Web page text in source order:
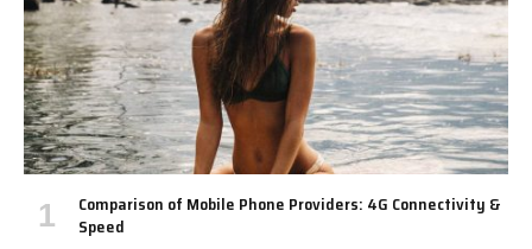
Comparison of Mobile Phone Providers: 4G Connectivity &
Speed